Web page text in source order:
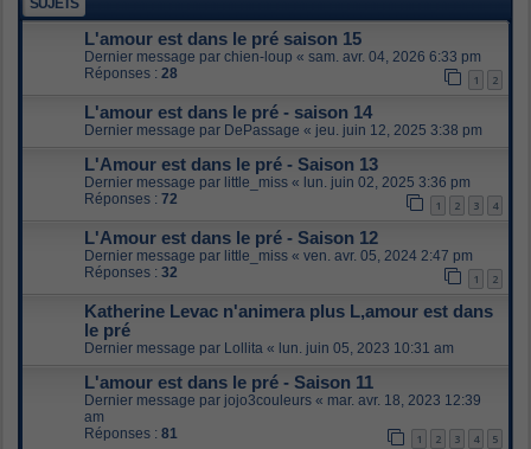
SUJETS
L'amour est dans le pré saison 15
Dernier message par chien-loup « sam. avr. 04, 2026 6:33 pm
Réponses : 28 1 2
L'amour est dans le pré - saison 14
Dernier message par DePassage « jeu. juin 12, 2025 3:38 pm
L'Amour est dans le pré - Saison 13
Dernier message par little_miss « lun. juin 02, 2025 3:36 pm
Réponses : 72 1 2 3 4
L'Amour est dans le pré - Saison 12
Dernier message par little_miss « ven. avr. 05, 2024 2:47 pm
Réponses : 32 1 2
Katherine Levac n'animera plus L,amour est dans
le pré
Dernier message par Lollita « lun. juin 05, 2023 10:31 am
L'amour est dans le pré - Saison 11
Dernier message par jojo3couleurs « mar. avr. 18, 2023 12:39
am
Réponses : 81 1 2 3 4 5